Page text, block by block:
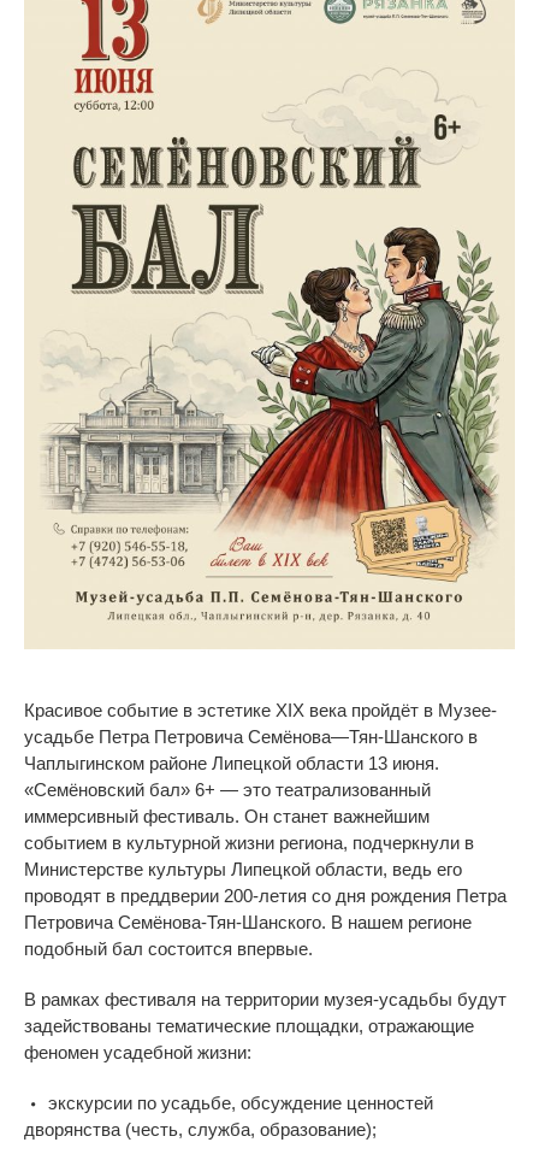
Красивое событие в эстетике XIX века пройдёт в Музее-
усадьбе Петра Петровича Семёнова—Тян-Шанского в
Чаплыгинском районе Липецкой области 13 июня.
«Семёновский бал» 6+ — это театрализованный
иммерсивный фестиваль. Он станет важнейшим
событием в культурной жизни региона, подчеркнули в
Министерстве культуры Липецкой области, ведь его
проводят в преддверии 200-летия со дня рождения Петра
Петровича Семёнова-Тян-Шанского. В нашем регионе
подобный бал состоится впервые.
В рамках фестиваля на территории музея-усадьбы будут
задействованы тематические площадки, отражающие
феномен усадебной жизни:
экскурсии по усадьбе, обсуждение ценностей
дворянства (честь, служба, образование);